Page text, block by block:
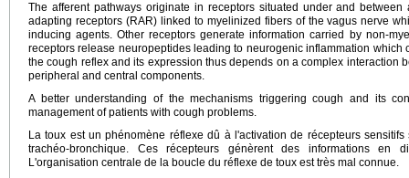
The afferent pathways originate in receptors situated under and
adapting receptors (RAR) linked to myelinized fibers of the vagus nerve
inducing agents. Other receptors generate information carried by non-
receptors release neuropeptides leading to neurogenic inflammation which
the cough reflex and its expression thus depends on a complex interaction
peripheral and central components.
A better understanding of the mechanisms triggering cough and its
management of patients with cough problems.
La toux est un phénomène réflexe dû à l'activation de récepteurs
trachéo-bronchique. Ces récepteurs génèrent des informations en
L'organisation centrale de la boucle du réflexe de toux est très mal connue.